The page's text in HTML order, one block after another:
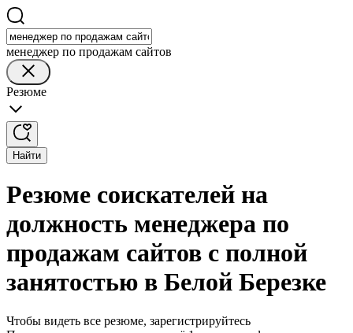
менеджер по продажам сайтов
Резюме
Найти
Резюме соискателей на
должность менеджера по
продажам сайтов с полной
занятостью в Белой Березке
Чтобы видеть все резюме, зарегистрируйтесь